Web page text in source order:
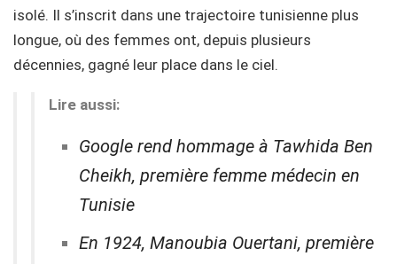
isolé. Il s’inscrit dans une trajectoire tunisienne plus
longue, où des femmes ont, depuis plusieurs
décennies, gagné leur place dans le ciel.
Lire aussi:
Google rend hommage à Tawhida Ben
Cheikh, première femme médecin en
Tunisie
En 1924, Manoubia Ouertani, première